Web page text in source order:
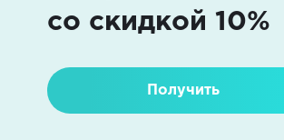
со скидкой 10%
Получить